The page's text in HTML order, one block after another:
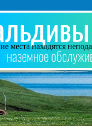
места находятся